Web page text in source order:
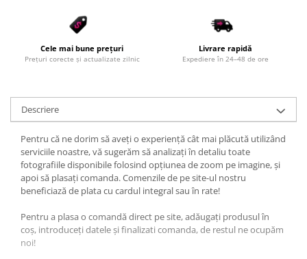
Cele mai bune prețuri
Prețuri corecte și actualizate zilnic
Livrare rapidă
Expediere în 24–48 de ore
Descriere
Pentru că ne dorim să aveți o experiență cât mai plăcută utilizând
serviciile noastre, vă sugerăm să analizați în detaliu toate
fotografiile disponibile folosind opțiunea de zoom pe imagine, și
apoi să plasați comanda. Comenzile de pe site-ul nostru
beneficiază de plata cu cardul integral sau în rate!
Pentru a plasa o comandă direct pe site, adăugați produsul în
coș, introduceți datele și finalizati comanda, de restul ne ocupăm
noi!